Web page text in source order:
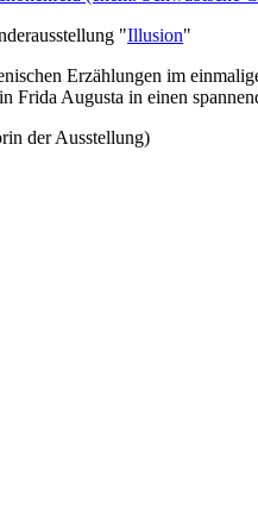
"Illusion"
Erzählungen im
Frida Augusta in einen
der Ausstellung)